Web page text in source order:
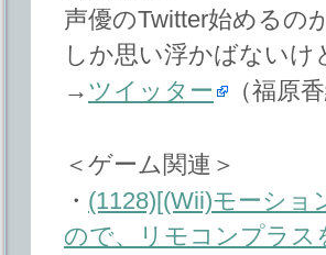
声優のTwitter始めるの
しか思い浮かばないけ
→ ツイッター （福原
＜ゲーム関連＞
・ (1128)[(Wii)モーショ
ので、リモコンプラ